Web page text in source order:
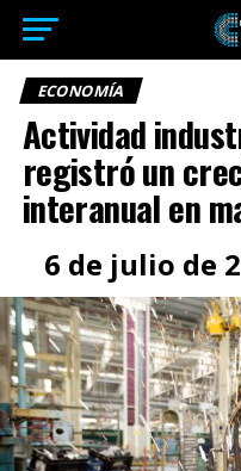
ECONOMÍA
Actividad
registró un
interanual en
6 de julio de